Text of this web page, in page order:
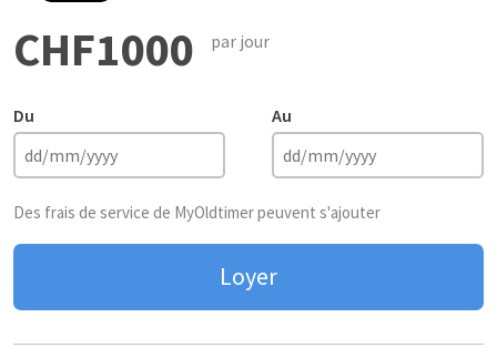
CHF1000 par jour
Du Au
Des frais de service de MyOldtimer peuvent s'ajouter
Loyer